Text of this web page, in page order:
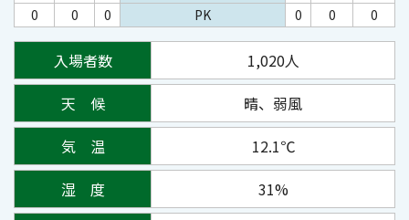
0
0 0 PK 0 0 0
入場者数
1,020人
天 候
晴、弱風
気 温
12.1℃
湿 度
31%